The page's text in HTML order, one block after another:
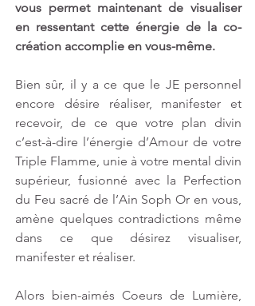
vous permet maintenant de visualiser
en ressentant cette énergie de la co-
création accomplie en vous-même.
Bien sûr, il y a ce que le JE personnel
encore désire réaliser, manifester et
recevoir, de ce que votre plan divin
c’est-à-dire l’énergie d’Amour de votre
Triple Flamme, unie à votre mental divin
supérieur, fusionné avec la Perfection
du Feu sacré de l’Ain Soph Or en vous,
amène quelques contradictions même
dans ce que désirez visualiser,
manifester et réaliser.
Alors bien-aimés Coeurs de Lumière,